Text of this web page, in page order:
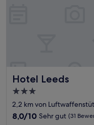
Hotel Leeds
Hotel Leeds
3.0-
Sterne-
Unterkunft
2,2 km von
8.0
8,0/10 Sehr gut (31